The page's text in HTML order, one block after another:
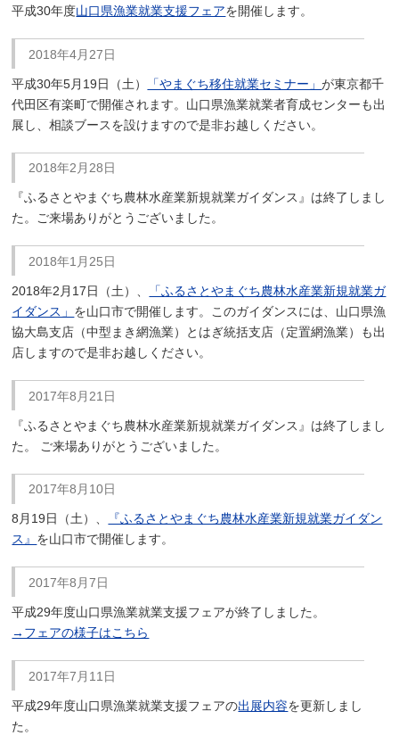
平成30年度山口県漁業就業支援フェアを開催します。
2018年4月27日
平成30年5月19日（土） 「やまぐち移住就業セミナー」が東京都千
代田区有楽町で開催されます。山口県漁業就業者育成センターも出
展し、相談ブースを設けますので是非お越しください。
2018年2月28日
『ふるさとやまぐち農林水産業新規就業ガイダンス』は終了しまし
た。ご来場ありがとうございました。
2018年1月25日
2018年2月17日（土）、
「ふるさとやまぐち農林水産業新規就業ガ
イダンス」 を山口市で開催します。このガイダンスには、山口県漁
協大島支店（中型まき網漁業）とはぎ統括支店（定置網漁業）も出
店しますので是非お越しください。
2017年8月21日
『ふるさとやまぐち農林水産業新規就業ガイダンス』は終了しまし
た。 ご来場ありがとうございました。
2017年8月10日
8月19日（土）、
『ふるさとやまぐち農林水産業新規就業ガイダン
ス』 を山口市で開催します。
2017年8月7日
平成29年度山口県漁業就業支援フェアが終了しました。
→フェアの様子はこちら
2017年7月11日
平成29年度山口県漁業就業支援フェアの出展内容を更新しまし
た。